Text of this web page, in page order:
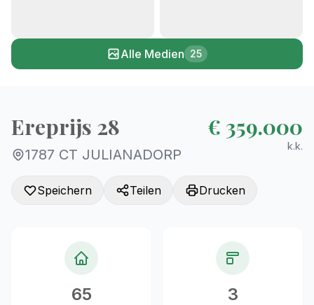
+20
Alle Medien 25
Ereprijs 28
1787 CT JULIANADORP
€ 359.000
k.k.
Speichern Teilen Drucken
65 3